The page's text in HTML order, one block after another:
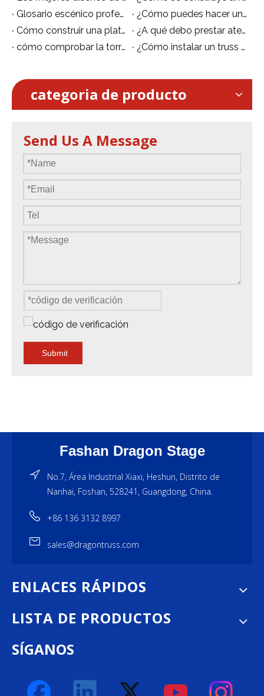
Glosario escénico profesional que el equipo de escenario chino debe saber
¿Cómo puedes hacer un escenario de baile sobre la piscina?
Cómo construir una plataforma escénica
¿A qué debo prestar atención al montar un escenario de concierto?
cómo comprobar la torre de andamio de aluminio correctamente de la manera correcta
¿Cómo instalar un truss de escenario?
categoria de producto
Send Us A Message
Submit
Fashan Dragon Stage
No.7, Área Industrial Xiaxi, Heshun, Distrito de
Nanhai, Foshan, 528241, Guangdong, China.
+86 136 3132 8997
sales@dragontruss.com
ENLACES RÁPIDOS
LISTA DE PRODUCTOS
SÍGANOS